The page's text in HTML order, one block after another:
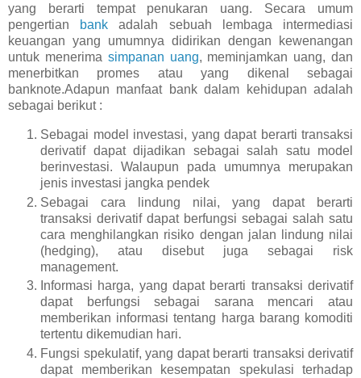
yang berarti tempat penukaran uang. Secara umum
pengertian bankadalah sebuah lembaga intermediasi
keuangan yang umumnya didirikan dengan kewenangan
untuk menerima simpanan uang, meminjamkan uang, dan
menerbitkan promes atau yang dikenal sebagai
banknote.Adapun manfaat bank dalam kehidupan adalah
sebagai berikut :
Sebagai model investasi, yang dapat berarti transaksi
derivatif dapat dijadikan sebagai salah satu model
berinvestasi. Walaupun pada umumnya merupakan
jenis investasi jangka pendek
Sebagai cara lindung nilai, yang dapat berarti
transaksi derivatif dapat berfungsi sebagai salah satu
cara menghilangkan risiko dengan jalan lindung nilai
(hedging), atau disebut juga sebagai risk
management.
Informasi harga, yang dapat berarti transaksi derivatif
dapat berfungsi sebagai sarana mencari atau
memberikan informasi tentang harga barang komoditi
tertentu dikemudian hari.
Fungsi spekulatif, yang dapat berarti transaksi derivatif
dapat memberikan kesempatan spekulasi terhadap